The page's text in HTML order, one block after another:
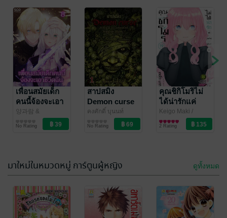
เพื่อนสมัยเด็ก
คนนี้จ้องจะเอา
ชีวิตฉัน เล่ม 8
양과람 &
inahoyonemura/
สำนักพิมพ์ Siam
การ์ตูนทั่วไป
No Rating
สาปสมิง
Demon curse
เล่ม1
คงศักดิ์ บุนนท์
การ์ตูนทั่วไป
No Rating
คุณชิกิโมริไม่
ได้น่ารักแค่
อย่างเดียวนะ 19
Keigo Maki /
LUCKPIM
Publishing
การ์ตูนทั่วไป
2 Rating
มาใหม่ในหมวดหมู่ การ์ตูนผู้หญิง ดูทั้งหมด